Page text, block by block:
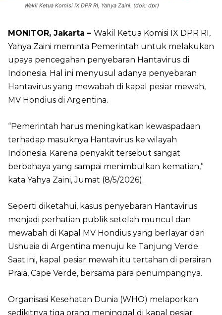
Wakil Ketua Komisi IX DPR RI, Yahya Zaini. (dok: dpr)
MONITOR, Jakarta – Wakil Ketua Komisi IX DPR RI,
Yahya Zaini meminta Pemerintah untuk melakukan
upaya pencegahan penyebaran Hantavirus di
Indonesia. Hal ini menyusul adanya penyebaran
Hantavirus yang mewabah di kapal pesiar mewah,
MV Hondius di Argentina.
“Pemerintah harus meningkatkan kewaspadaan
terhadap masuknya Hantavirus ke wilayah
Indonesia. Karena penyakit tersebut sangat
berbahaya yang sampai menimbulkan kematian,”
kata Yahya Zaini, Jumat (8/5/2026).
Seperti diketahui, kasus penyebaran Hantavirus
menjadi perhatian publik setelah muncul dan
mewabah di Kapal MV Hondius yang berlayar dari
Ushuaia di Argentina menuju ke Tanjung Verde.
Saat ini, kapal pesiar mewah itu tertahan di perairan
Praia, Cape Verde, bersama para penumpangnya.
Organisasi Kesehatan Dunia (WHO) melaporkan
sedikitnya tiga orang meninggal di kapal pesiar